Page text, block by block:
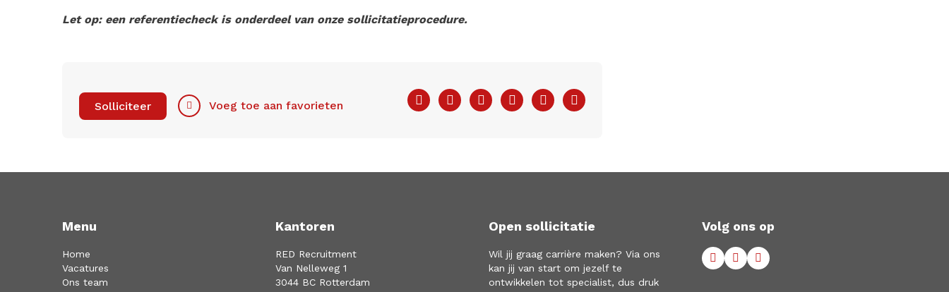
Let op: een referentiecheck is onderdeel van onze sollicitatieprocedure.
FacebookTwitterLinkedInPinterestWhatsApp
Solliciteer Voeg toe aan favorieten
Menu
Home
Vacatures
Ons team
Kantoren
RED Recruitment
Van Nelleweg 1
3044 BC Rotterdam
Open sollicitatie
Wil jij graag carrière maken? Via ons
kan jij van start om jezelf te
ontwikkelen tot specialist, dus druk
Volg ons op